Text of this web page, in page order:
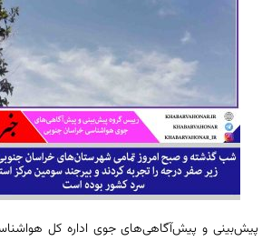
پیش‌بینی و پیش‌آگاهی‌های جوی اداره کل